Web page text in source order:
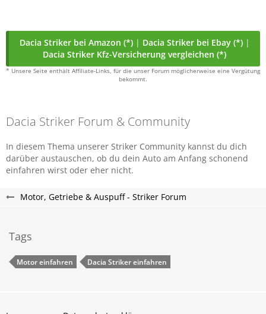
Dacia Striker bei Amazon (*)| Dacia Striker bei Ebay (*)|
Dacia Striker Kfz-Versicherung vergleichen (*)
* Unsere Seite enthält Affiliate-Links, für die unser Forum möglicherweise eine Vergütung
bekommt.
Dacia Striker Forum & Community
In diesem Thema unserer Striker Community kannst du dich
darüber austauschen, ob du dein Auto am Anfang schonend
einfahren wirst oder eher nicht.
Motor, Getriebe & Auspuff - Striker Forum
Tags
Motor einfahren Dacia Striker einfahren